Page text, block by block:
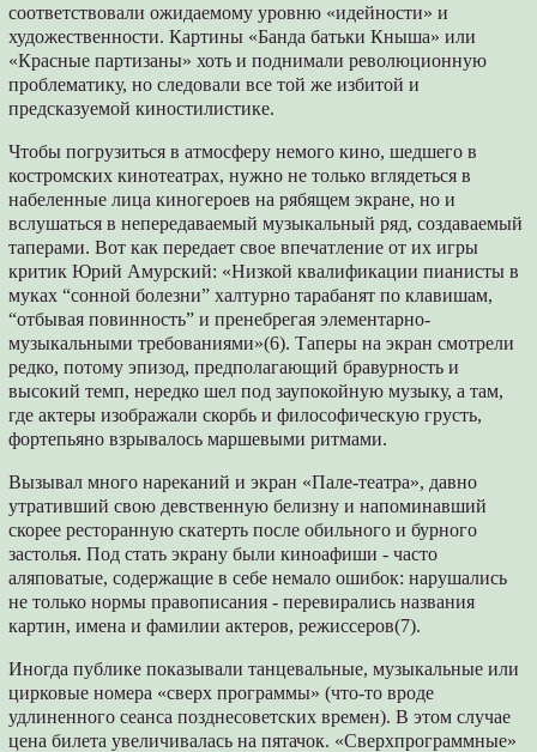
соответствовали ожи­даемому уровню «идейности» и
художест­венности. Картины «Банда батьки Кныша» или
«Красные партизаны» хоть и поднимали революционную
проблематику, но следовали все той же избитой и
предсказуемой киности­листике.
Чтобы погрузиться в атмосферу немого кино, шедшего в
костромских кинотеатрах, нужно не только вглядеться в
набеленные лица киногероев на рябящем экране, но и
вслушаться в непередаваемый музыкальный ряд, создаваемый
таперами. Вот как передает свое впечатление от их игры
критик Юрий Амурский: «Низкой квалификации пианисты в
муках “сонной болезни” халтурно тарабанят по клавишам,
“отбывая повинность” и прене­брегая элементарно-
музыкальными требо­ваниями»(6). Таперы на экран смотрели
редко, потому эпизод, предполагающий бравурность и
высокий темп, нередко шел под заупокойную музыку, а там,
где актеры изображали скорбь и философическую грусть,
фортепьяно взрыва­лось маршевыми ритмами.
Вызывал много нареканий и экран «Пале-театра», давно
утративший свою девственную белизну и напоминавший
скорее ресторанную скатерть после обильного и бурного
застолья. Под стать экрану были киноафиши - часто
аляповатые, содержащие в себе немало оши­бок: нарушались
не только нормы правописа­ния - перевирались названия
картин, имена и фамилии актеров, режиссеров(7).
Иногда публике показывали танцевальные, музыкальные или
цирковые номера «сверх программы» (что-то вроде
удлиненного сеанса позднесоветских времен). В этом случае
цена билета увеличивалась на пятачок. «Сверхпро­граммные»